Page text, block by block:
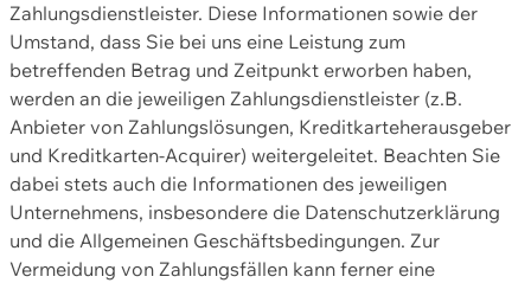
Zahlungsdienstleister. Diese Informationen sowie der
Umstand, dass Sie bei uns eine Leistung zum
betreffenden Betrag und Zeitpunkt erworben haben,
werden an die jeweiligen Zahlungsdienstleister (z.B.
Anbieter von Zahlungslösungen, Kreditkarteherausgeber
und Kreditkarten-Acquirer) weitergeleitet. Beachten Sie
dabei stets auch die Informationen des jeweiligen
Unternehmens, insbesondere die Datenschutzerklärung
und die Allgemeinen Geschäftsbedingungen. Zur
Vermeidung von Zahlungsfällen kann ferner eine